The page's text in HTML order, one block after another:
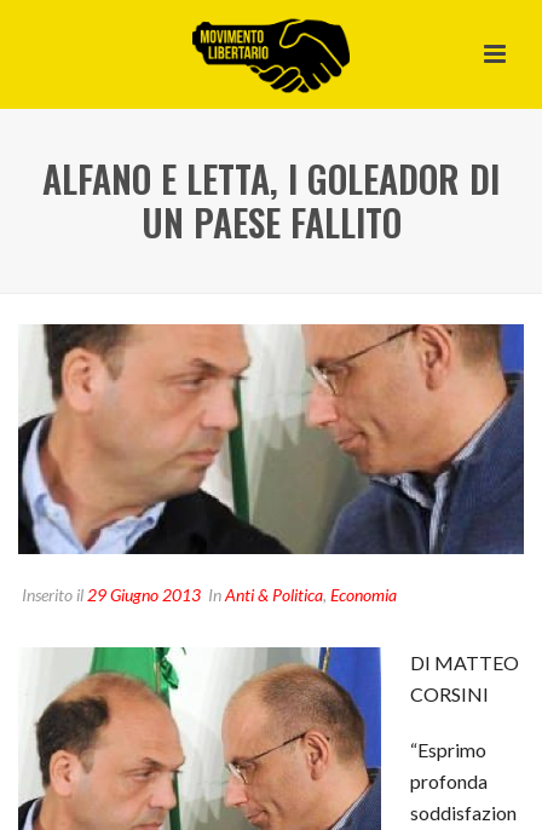
ALFANO E LETTA, I GOLEADOR DI
UN PAESE FALLITO
Inserito il 29 Giugno 2013 InAnti & Politica, Economia
DI MATTEO
CORSINI
“Esprimo
profonda
soddisfazion